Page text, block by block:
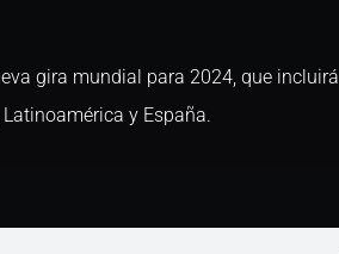
gira mundial para 2024, que incluirá
y España.